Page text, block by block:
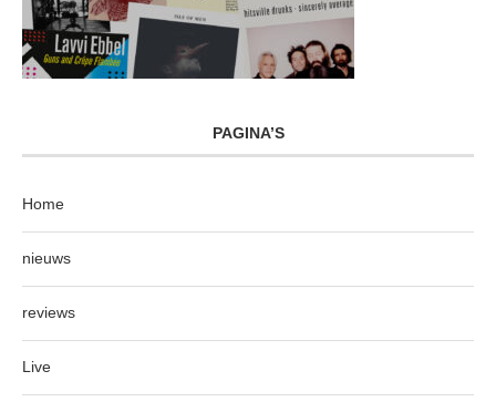
PAGINA’S
Home
nieuws
reviews
Live